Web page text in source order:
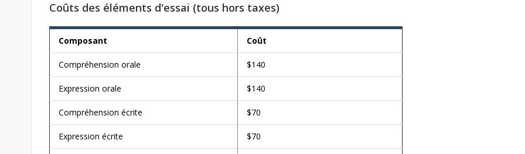
Coûts des éléments d'essai (tous hors taxes)
Composant Coût
Compréhension orale $140
Expression orale $140
Compréhension écrite $70
Expression écrite $70